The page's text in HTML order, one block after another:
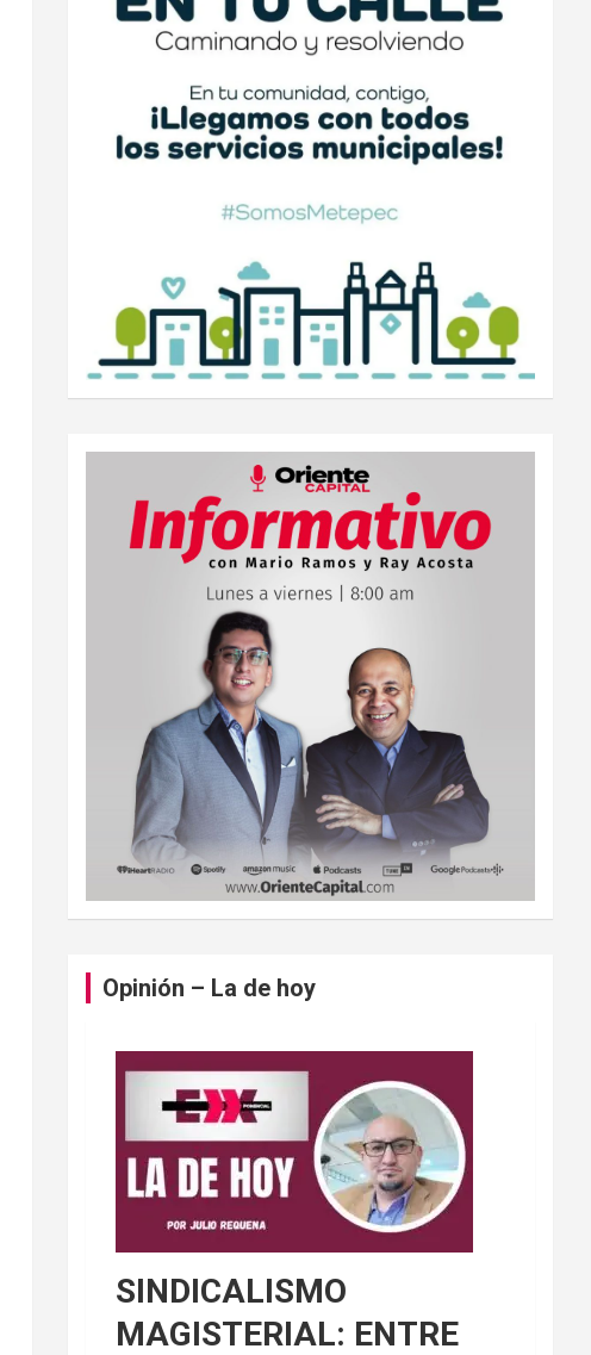
Opinión – La de hoy
SINDICALISMO
MAGISTERIAL: ENTRE